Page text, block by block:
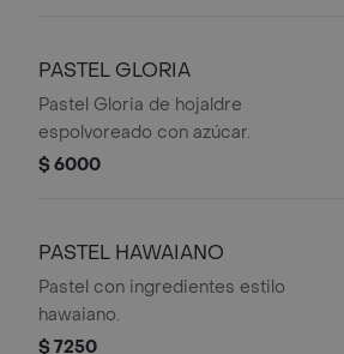
PASTEL GLORIA
Pastel Gloria de hojaldre
espolvoreado con azúcar.
$ 6000
PASTEL HAWAIANO
Pastel con ingredientes estilo
hawaiano.
$ 7250